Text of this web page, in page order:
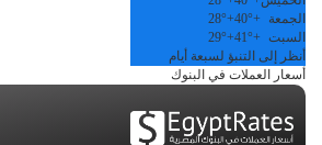
الجمعة
+
40°
+
28°
السبت +
41°
+
29°
أنظر إلى التنبؤ لسبعة أيام
أسعار العملات في البنوك